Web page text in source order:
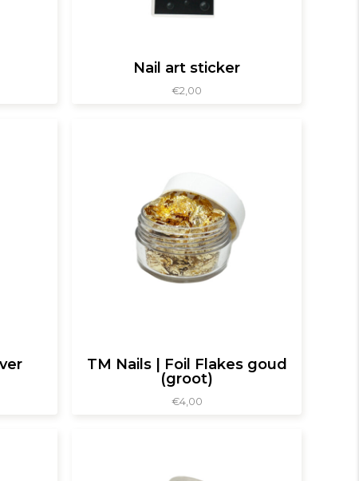
Nail art sticker
€2,00
TM Nails | Foil Flakes goud
(groot)
€4,00